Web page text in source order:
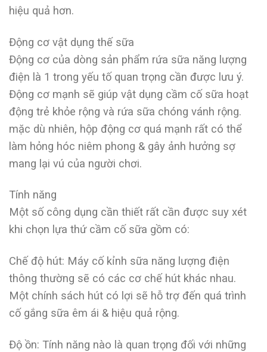
hiệu quả hơn.
Động cơ vật dụng thế sữa
Động cơ của dòng sản phẩm rứa sữa năng lượng
điện là 1 trong yếu tố quan trọng cần được lưu ý.
Động cơ mạnh sẽ giúp vật dụng cầm cố sữa hoạt
động trẻ khỏe rộng và rứa sữa chóng vánh rộng.
mặc dù nhiên, hộp động cơ quá mạnh rất có thể
làm hỏng hóc niêm phong & gây ảnh hưởng sợ
mang lại vú của người chơi.
Tính năng
Một số công dụng cần thiết rất cần được suy xét
khi chọn lựa thứ cầm cố sữa gồm có:
Chế độ hút: Máy cố kỉnh sữa năng lượng điện
thông thường sẽ có các cơ chế hút khác nhau.
Một chính sách hút có lợi sẽ hỗ trợ đến quá trình
cố gắng sữa êm ái & hiệu quả rộng.
Độ ồn: Tính năng nào là quan trọng đối với những